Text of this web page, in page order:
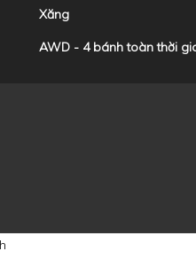
Xăng
AWD - 4 bánh toàn thời